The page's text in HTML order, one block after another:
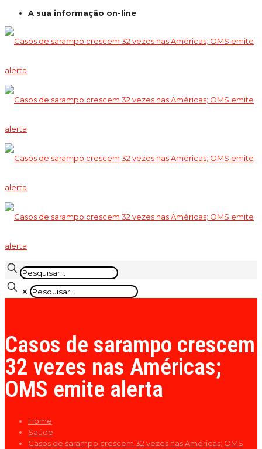
A sua informação on-line
✕
Casos de sarampo crescem
32 vezes nas Américas;
OMS emite alerta
Home
Saúde
Casos de sarampo crescem 32 vezes nas Américas; OMS